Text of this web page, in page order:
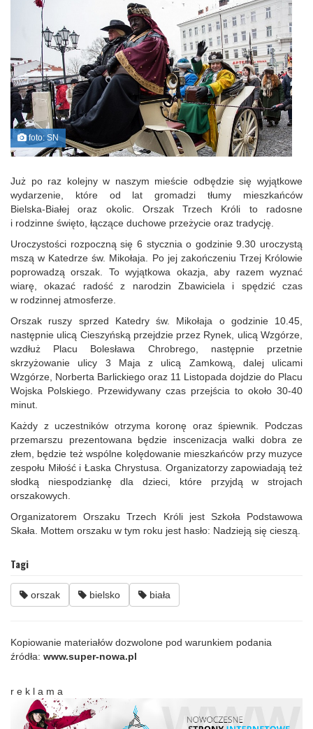
foto: SN
Już po raz kolejny w naszym mieście odbędzie się wyjątkowe
wydarzenie, które od lat gromadzi tłumy mieszkańców
Bielska‑Białej oraz okolic. Orszak Trzech Króli to radosne
i rodzinne święto, łączące duchowe przeżycie oraz tradycję.
Uroczystości rozpoczną się 6 stycznia o godzinie 9.30 uroczystą
mszą w Katedrze św. Mikołaja. Po jej zakończeniu Trzej Królowie
poprowadzą orszak. To wyjątkowa okazja, aby razem wyznać
wiarę, okazać radość z narodzin Zbawiciela i spędzić czas
w rodzinnej atmosferze.
Orszak ruszy sprzed Katedry św. Mikołaja o godzinie 10.45,
następnie ulicą Cieszyńską przejdzie przez Rynek, ulicą Wzgórze,
wzdłuż Placu Bolesława Chrobrego, następnie przetnie
skrzyżowanie ulicy 3 Maja z ulicą Zamkową, dalej ulicami
Wzgórze, Norberta Barlickiego oraz 11 Listopada dojdzie do Placu
Wojska Polskiego. Przewidywany czas przejścia to około 30‑40
minut.
Każdy z uczestników otrzyma koronę oraz śpiewnik. Podczas
przemarszu prezentowana będzie inscenizacja walki dobra ze
złem, będzie też wspólne kolędowanie mieszkańców przy muzyce
zespołu Miłość i Łaska Chrystusa. Organizatorzy zapowiadają też
słodką niespodziankę dla dzieci, które przyjdą w strojach
orszakowych.
Organizatorem Orszaku Trzech Króli jest Szkoła Podstawowa
Skała. Mottem orszaku w tym roku jest hasło: Nadzieją się cieszą.
Tagi
orszak bielsko biała
Kopiowanie materiałów dozwolone pod warunkiem podania
źródła: www.super-nowa.pl
r e k l a m a